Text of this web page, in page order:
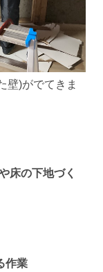
壁)がでてきま
床の下地づく
作業